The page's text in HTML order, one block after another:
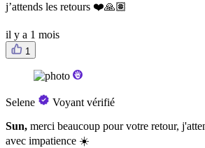
j’attends les retours ❤️🙏🏽
il y a 1 mois
1
Selene
Voyant vérifié
Sun, merci beaucoup pour votre retour,
avec impatience ☀️